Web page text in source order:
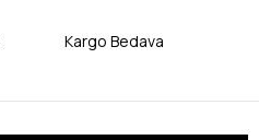
Kargo Bedava